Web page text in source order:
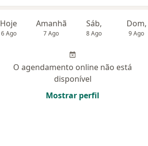
Hoje
6 Ago
Amanhã
7 Ago
Sáb,
8 Ago
Dom,
9 Ago
O agendamento online não está
disponível
Mostrar perfil